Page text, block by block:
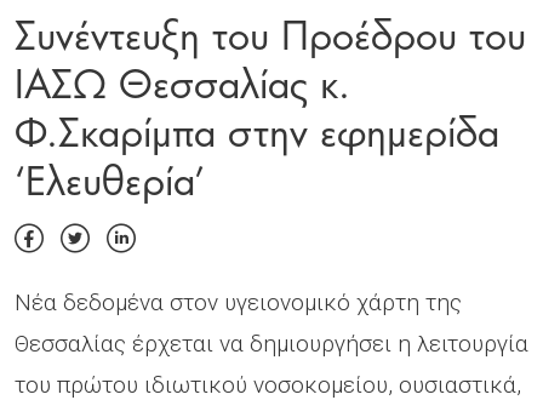
Συνέντευξη του Προέδρου του
ΙΑΣΩ Θεσσαλίας κ.
Φ.Σκαρίμπα στην εφημερίδα
‘Ελευθερία’
Νέα δεδομένα στον υγειονομικό χάρτη της
Θεσσαλίας έρχεται να δημιουργήσει η λειτουργία
του πρώτου ιδιωτικού νοσοκομείου, ουσιαστικά,